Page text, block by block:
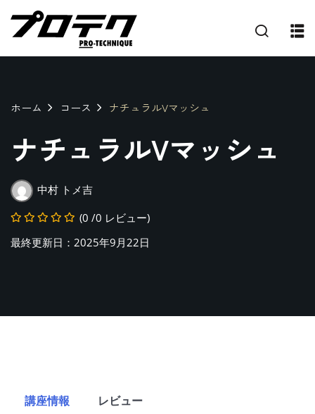
ホーム コース ナチュラルVマッシュ
ナチュラルVマッシュ
中村 トメ吉
(0 /0 レビュー)
最終更新日：2025年9月22日
講座情報 レビュー